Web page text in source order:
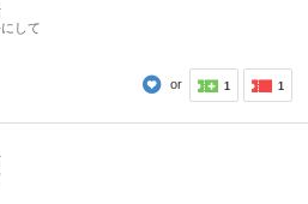
して
or 1 1